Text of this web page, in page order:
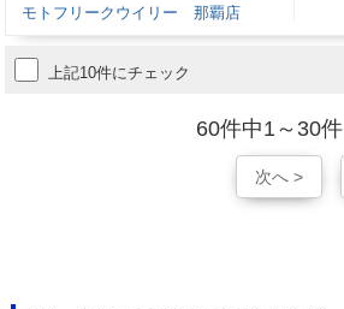
モトフリークウイリー 那覇店
上記10件にチェック
60件中1～30件
次へ >